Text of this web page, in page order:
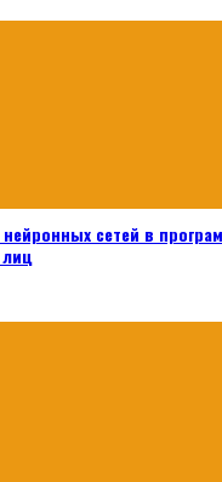
сетей в